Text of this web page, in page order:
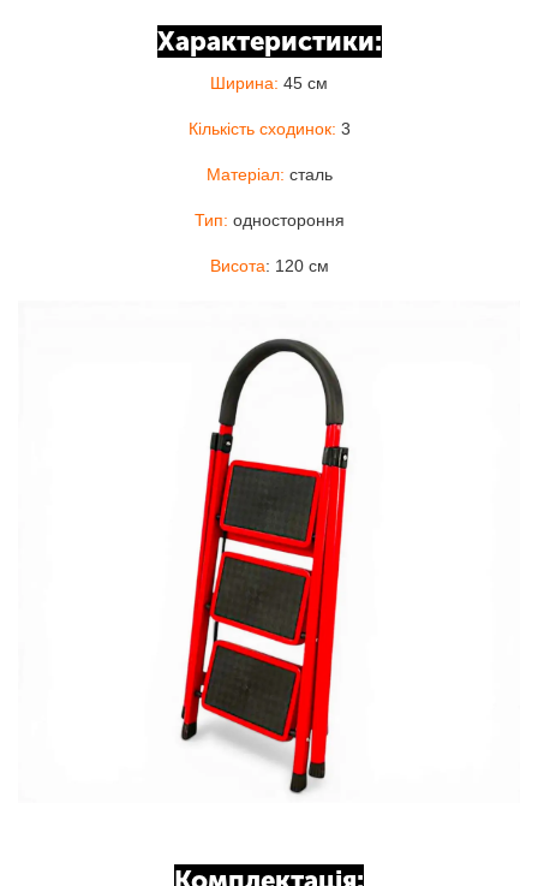
Характеристики:
Ширина: 45 см
Кількість сходинок: 3
Матеріал: сталь
Тип: одностороння
Висота: 120 см